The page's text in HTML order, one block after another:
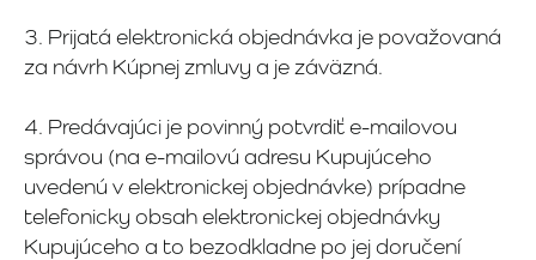
3. Prijatá elektronická objednávka je považovaná
za návrh Kúpnej zmluvy a je záväzná.
4. Predávajúci je povinný potvrdiť e-mailovou
správou (na e-mailovú adresu Kupujúceho
uvedenú v elektronickej objednávke) prípadne
telefonicky obsah elektronickej objednávky
Kupujúceho a to bezodkladne po jej doručení